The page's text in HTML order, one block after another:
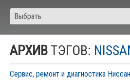
АРХИВ ТЭГОВ:
Сервис, ремонт и диагностика